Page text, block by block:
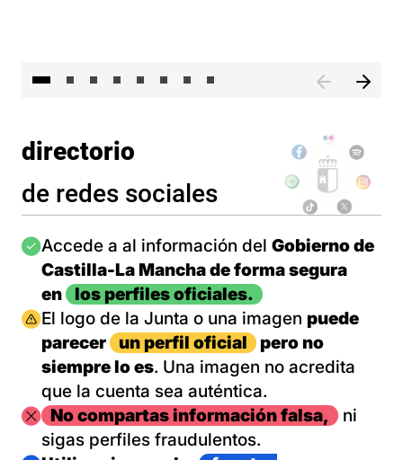
directorio
de redes sociales
Imagen
Accede a al información del Gobierno de
Castilla-La Mancha de forma segura
en
los perfiles oficiales.
Imagen
El logo de la Junta o una imagen puede
parecer
un perfil oficial
pero no
siempre lo es. Una imagen no acredita
que la cuenta sea auténtica.
ImagenNo compartas información falsa,
ni
sigas perfiles fraudulentos.